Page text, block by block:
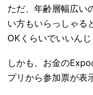
ただ、年齢層幅広い
い方もいらっしゃる
OKくらいでいいん
しかも、お金の
プリから参加票が表